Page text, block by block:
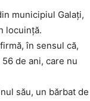
municipiul Galați,
locuință.
în sensul că,
de ani, care nu
său, un bărbat de